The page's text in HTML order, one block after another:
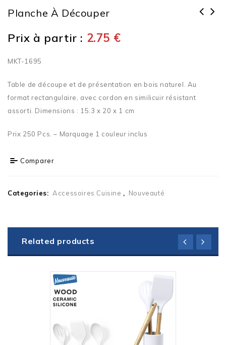
Planche À Découper
Prix à partir : 2.75 €
MKT-1695
Table de découpe et de présentation en bois naturel. Au
format rectangulaire, avec cordon en similicuir résistant
assorti. Dimensions : 15.3 x 20 x 1 cm
Prix 250 Pcs. – Marquage 1 couleur inclus
Comparer
Categories: Accessoires Cuisine , Nouveauté
Related products